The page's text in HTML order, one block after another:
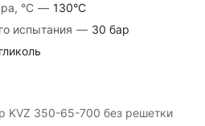
°C — 130°С
испытания — 30 бар
KVZ 350-65-700 без решетки